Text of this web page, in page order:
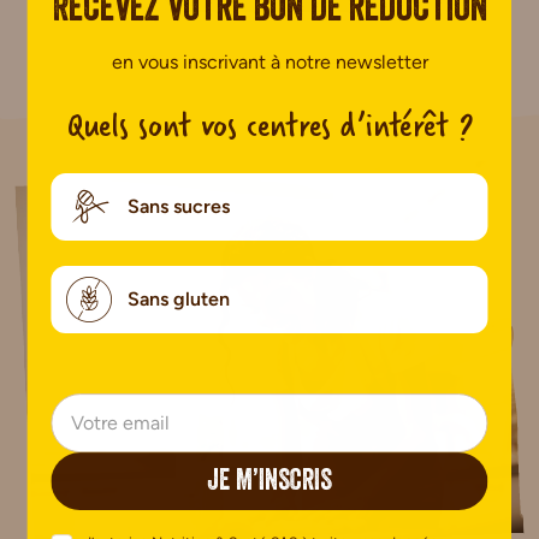
Pas encore de commentaire.
Recevez votre bon de réduction
en vous inscrivant à notre newsletter
Quels sont vos centres d’intérêt ?
Sans sucres
Sans gluten
JE M’INSCRIS